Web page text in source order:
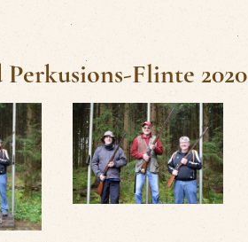
Flinte 2020